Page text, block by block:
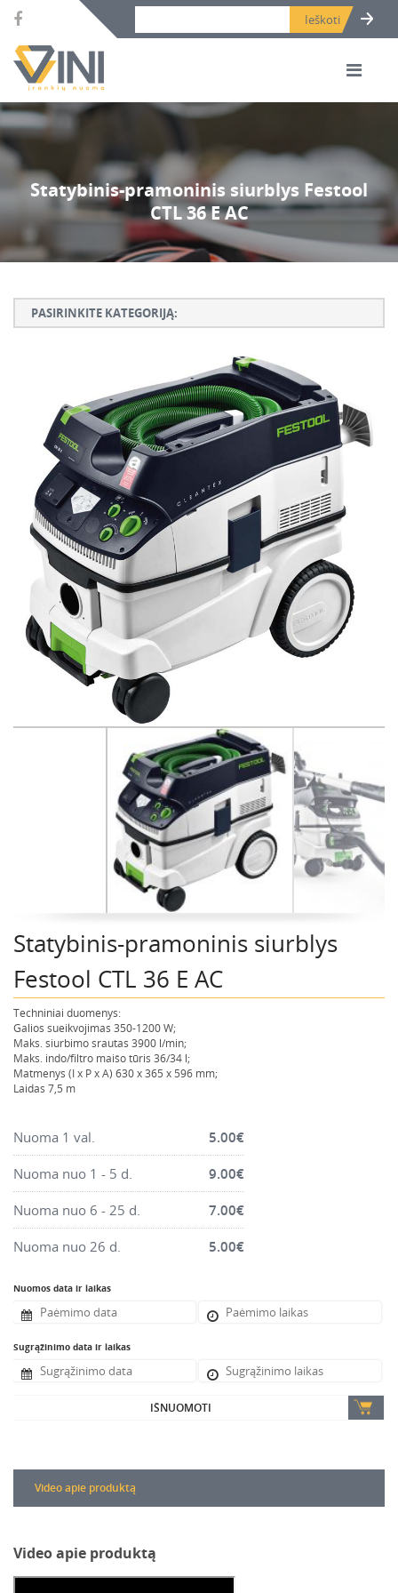
Search bar place.
Statybinis-pramoninis siurblys Festool
CTL 36 E AC
PASIRINKITE KATEGORIJĄ:
Betono ardymo ir gręžimo įrankiai
Betono kaltai ir grąžtai, deimantinės karūnos
Betono pjovimo ir šlifavimo įrankiai
Betonavimo, tinkavimo technika
Dažymo, smėliavimo įranga
Drėgmės surinkėjai-drėkintuvai
Elektros generatoriai, pakrovėjai-paleidėjai
Elektros įranga ir apšvietimo technika
Grunto tankintuvai
Krautuvai, ekskovatoriai
Keltuvai-pakelėjai, vežimėliai transportuoti
Laisvalaikio-Verslo įranga
Linoleumo klojimo įrankiai
Matavimo ir kontrolės įrankiai
Medžio pjovimo, frezavimo ir šlifavimo įrankiai
Metalo pjovimo ir šlifavimo technika
Montavimo instrumentai
Pastoliai, bokšteliai, stelažai, tvoros, statramščiai,
Plytelių, blokelių, polistirolo pjovimo įrankiai
Rankiniai sodo ir buities įrankiai
Šildytuvai, kaloriferiai, kondicionieriai, jonizatoriai
Sodo ir miško įranga
Suvirinimo įranga
Vandens ir purvo siurbliai
Viniakaliai, kabiakalės, šaudykliai
Statybinis-pramoninis siurblys
Festool CTL 36 E AC
Techniniai duomenys:
Galios sueikvojimas 350-1200 W;
Maks. siurbimo srautas 3900 l/min;
Maks. indo/filtro maišo tūris 36/34 l;
Matmenys (I x P x A) 630 x 365 x 596 mm;
Laidas 7,5 m
Nuoma 1 val. 5.00€
Nuoma nuo 1 - 5 d. 9.00€
Nuoma nuo 6 - 25 d. 7.00€
Nuoma nuo 26 d. 5.00€
Nuomos data ir laikas
Sugrąžinimo data ir laikas
IŠNUOMOTI
Video apie produktą
Video apie produktą